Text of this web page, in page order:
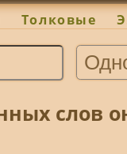
Толковые
слов